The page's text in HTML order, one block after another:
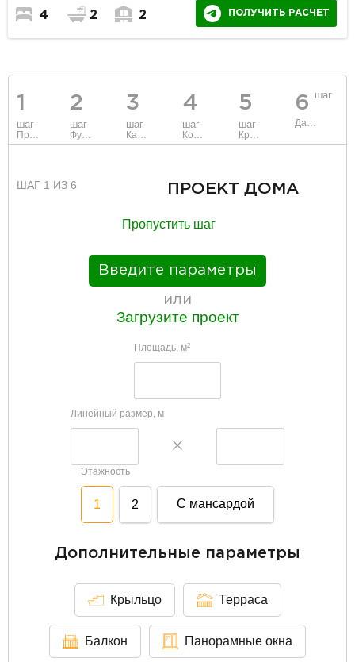
4 2 2 ПОЛУЧИТЬ РАСЧЕТ
1
шаг
Проект
2
шаг
Фундамент
3
шаг
Каркас и стены
4
шаг
Коммуникации
5
шаг
Крыша
6 шаг
Данные
ШАГ 1 ИЗ 6 ПРОЕКТ ДОМА
Пропустить шаг
Введите параметры
или
Загрузите проект
Площадь, м2
Линейный размер, м
Этажность
1 2 С мансардой
Дополнительные параметры
Крыльцо Терраса
Балкон Панорамные окна